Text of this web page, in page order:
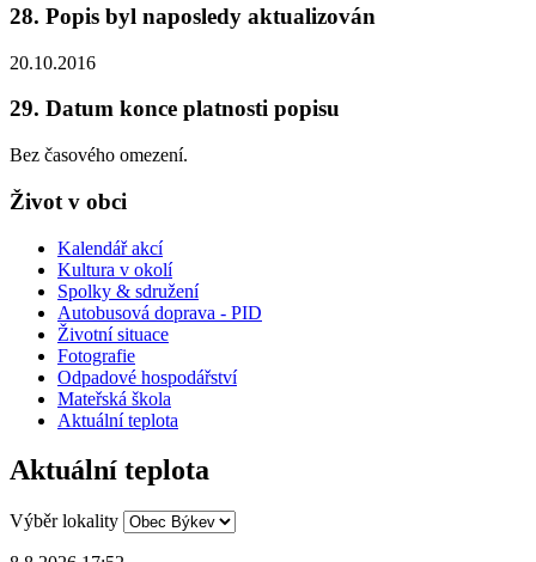
28. Popis byl naposledy aktualizován
20.10.2016
29. Datum konce platnosti popisu
Bez časového omezení.
Život v obci
Kalendář akcí
Kultura v okolí
Spolky & sdružení
Autobusová doprava - PID
Životní situace
Fotografie
Odpadové hospodářství
Mateřská škola
Aktuální teplota
Aktuální teplota
Výběr lokality